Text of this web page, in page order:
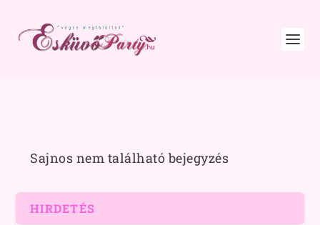
Sajnos nem található bejegyzés
HIRDETÉS